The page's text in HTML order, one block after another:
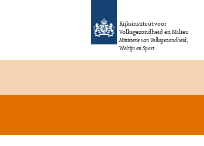
Rijksinstituut voor
Volksgezondheid en Milieu
Ministerie van Volksgezondheid,
Welzijn en Sport